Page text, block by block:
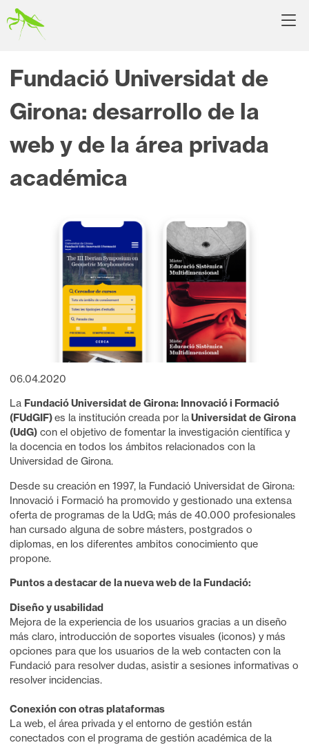
Fundació Universidat de
Girona: desarrollo de la
web y de la área privada
académica
06.04.2020
La Fundació Universidat de Girona: Innovació i Formació
(FUdGIF)es la institución creada por laUniversidat de Girona
(UdG) con el objetivo de fomentar la investigación científica y
la docencia en todos los ámbitos relacionados con la
Universidad de Girona.
Desde su creación en 1997, la Fundació Universidat de Girona:
Innovació i Formació ha promovido y gestionado una extensa
oferta de programas de la UdG; más de 40.000 profesionales
han cursado alguna de sobre másters, postgrados o
diplomas, en los diferentes ambitos conocimiento que
propone.
Puntos a destacar de la nueva web de la Fundació:
Diseño y usabilidad
Mejora de la experiencia de los usuarios gracias a un diseño
más claro, introducción de soportes visuales (iconos) y más
opciones para que los usuarios de la web contacten con la
Fundació para resolver dudas, asistir a sesiones informativas o
resolver incidencias.
Conexión con otras plataformas
La web, el área privada y el entorno de gestión están
conectados con el programa de gestión académica de la